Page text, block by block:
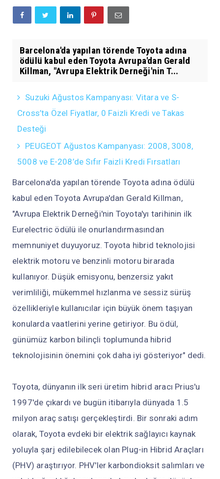
Barcelona'da yapılan törende Toyota adına
ödülü kabul eden Toyota Avrupa'dan Gerald
Killman, "Avrupa Elektrik Derneği'nin T...
Suzuki Ağustos Kampanyası: Vitara ve S-
Cross’ta Özel Fiyatlar, 0 Faizli Kredi ve Takas
Desteği
PEUGEOT Ağustos Kampanyası: 2008, 3008,
5008 ve E-208’de Sıfır Faizli Kredi Fırsatları
Barcelona'da yapılan törende Toyota adına ödülü
kabul eden Toyota Avrupa'dan Gerald Killman,
"Avrupa Elektrik Derneği'nin Toyota'yı tarihinin ilk
Eurelectric ödülü ile onurlandırmasından
memnuniyet duyuyoruz. Toyota hibrid teknolojisi
elektrik motoru ve benzinli motoru birarada
kullanıyor. Düşük emisyonu, benzersiz yakıt
verimliliği, mükemmel hızlanma ve sessiz sürüş
özellikleriyle kullanıcılar için büyük önem taşıyan
konularda vaatlerini yerine getiriyor. Bu ödül,
günümüz karbon bilinçli toplumunda hibrid
teknolojisinin önemini çok daha iyi gösteriyor" dedi.
Toyota, dünyanın ilk seri üretim hibrid aracı Prius'u
1997'de çıkardı ve bugün itibarıyla dünyada 1.5
milyon araç satışı gerçekleştirdi. Bir sonraki adım
olarak, Toyota evdeki bir elektrik sağlayıcı kaynak
yoluyla şarj edilebilecek olan Plug-in Hibrid Araçları
(PHV) araştırıyor. PHV'ler karbondioksit salımları ve